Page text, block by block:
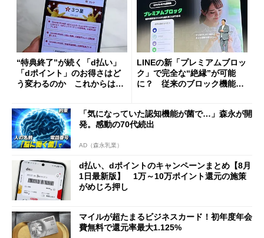
“特典終了”が続く「d払い」
「dポイント」のお得さはど
う変わるのか これからは
LINEの新「プレミアムブロッ
ク」で完全な“絶縁”が可能
に？ 従来のブロック機能と
「気になっていた認知機能が菌で…」森永が開
発。感動の70代続出
AD（森永乳業）
d払い、dポイントのキャンペーンまとめ【8月
1日最新版】 1万～10万ポイント還元の施策
がめじろ押し
マイルが超たまるビジネスカード！初年度年会
費無料で還元率最大1.125%